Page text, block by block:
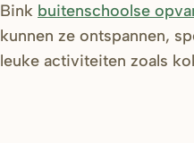
Bink buitenschoolse
kunnen ze ontspannen,
leuke activiteiten zoals